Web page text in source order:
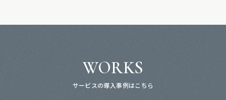
WORKS
サービスの導入事例はこちら